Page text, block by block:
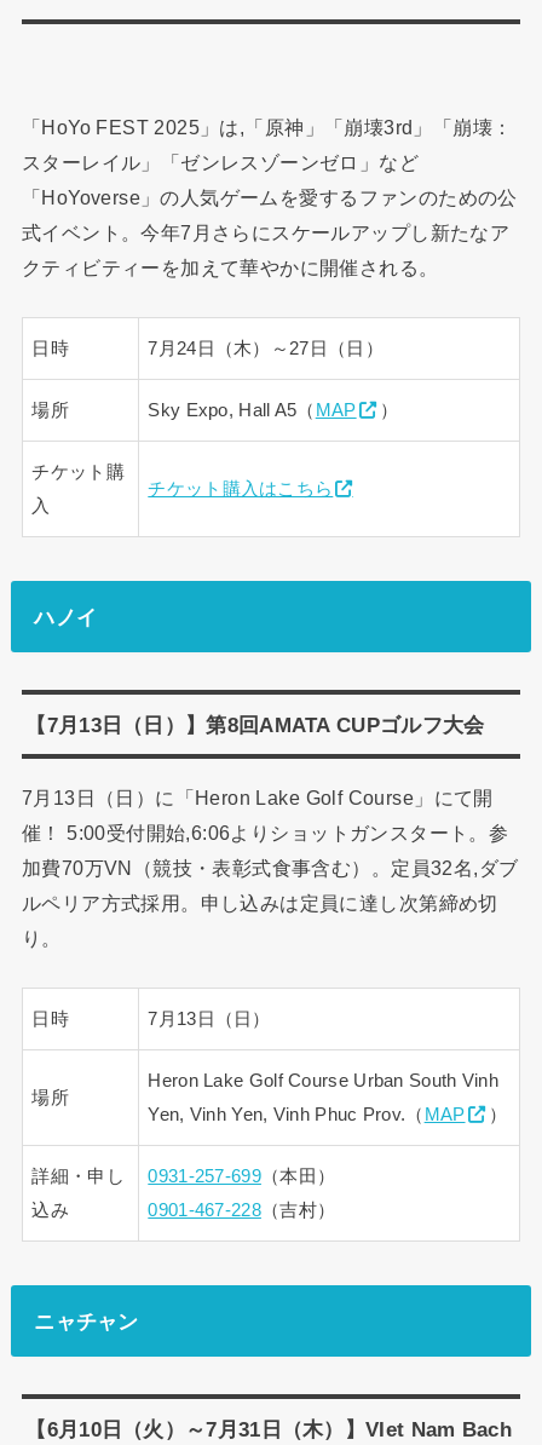
「HoYo FEST 2025」は,「原神」「崩壊3rd」「崩壊：
スターレイル」「ゼンレスゾーンゼロ」など
「HoYoverse」の人気ゲームを愛するファンのための公
式イベント。今年7月さらにスケールアップし新たなア
クティビティーを加えて華やかに開催される。
日時 7月24日（木）～27日（日）
場所 Sky Expo, Hall A5（ MAP ）
チケット購
入
チケット購入はこちら
ハノイ
【7月13日（日）】第8回AMATA CUPゴルフ大会
7月13日（日）に「Heron Lake Golf Course」にて開
催！ 5:00受付開始,6:06よりショットガンスタート。参
加費70万VN（競技・表彰式食事含む）。定員32名,ダブ
ルペリア方式採用。申し込みは定員に達し次第締め切
り。
日時 7月13日（日）
場所
Heron Lake Golf Course Urban South Vinh
Yen, Vinh Yen, Vinh Phuc Prov.（ MAP ）
詳細・申し
込み
0931-257-699（本田）
0901-467-228（吉村）
ニャチャン
【6月10日（火）～7月31日（木）】VIet Nam Bach